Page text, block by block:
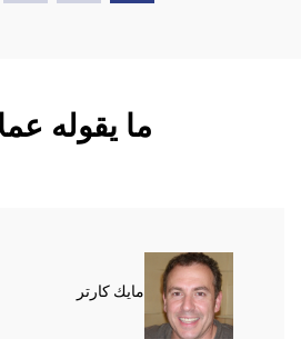
ما يقوله
مايك كارتر